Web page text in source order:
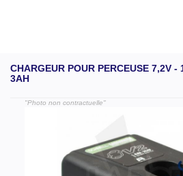
CHARGEUR POUR PERCEUSE 7,2V -
3AH
"Photo non contractuelle"